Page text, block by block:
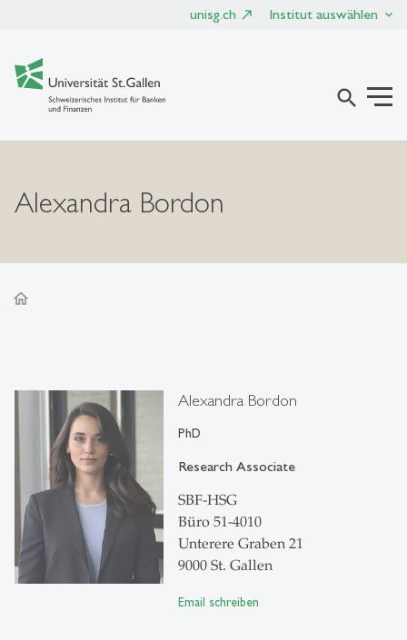
unisg.ch Institut auswählen
search
Alexandra Bordon
home
Alexandra Bordon
PhD
Research Associate
SBF-HSG
Büro 51-4010
Unterere Graben 21
9000 St. Gallen
Email schreiben